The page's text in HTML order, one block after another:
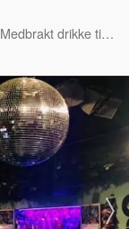
Medbrakt drikke tillatt